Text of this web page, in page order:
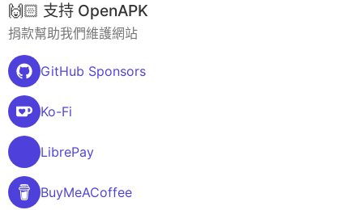
🙌🏻 支持 OpenAPK
捐款幫助我們維護網站
GitHub Sponsors
Ko-Fi
LibrePay
BuyMeACoffee